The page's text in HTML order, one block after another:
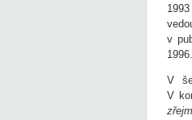
v
V
V